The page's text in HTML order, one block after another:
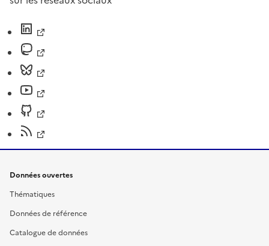
Données ouvertes
Thématiques
Données de référence
Catalogue de données